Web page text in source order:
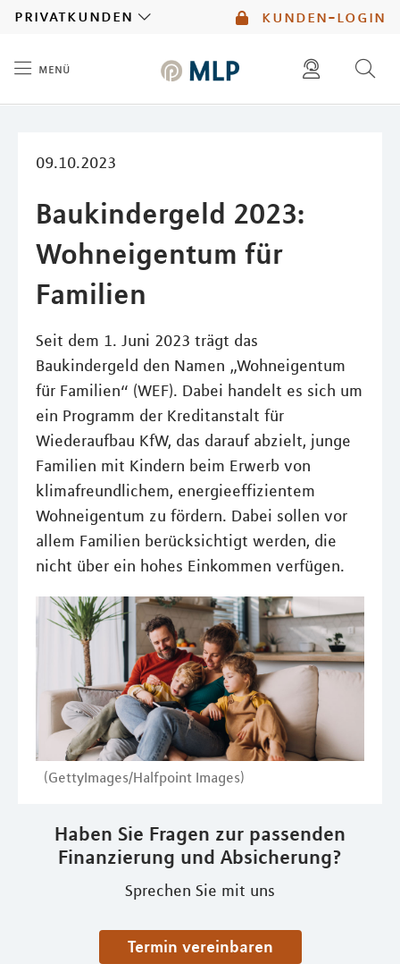
kunden-login
privatkunden
menü
09.10.2023
Baukindergeld 2023:
Wohneigentum für
Familien
Seit dem 1. Juni 2023 trägt das
Baukindergeld den Namen „Wohneigentum
für Familien“ (WEF). Dabei handelt es sich um
ein Programm der Kreditanstalt für
Wiederaufbau KfW, das darauf abzielt, junge
Familien mit Kindern beim Erwerb von
klimafreundlichem, energieeffizientem
Wohneigentum zu fördern. Dabei sollen vor
allem Familien berücksichtigt werden, die
nicht über ein hohes Einkommen verfügen.
(GettyImages/Halfpoint Images)
Haben Sie Fragen zur passenden
Finanzierung und Absicherung?
Sprechen Sie mit uns
Termin vereinbaren